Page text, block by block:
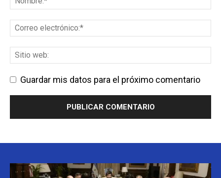
Guardar mis datos para el próximo comentario